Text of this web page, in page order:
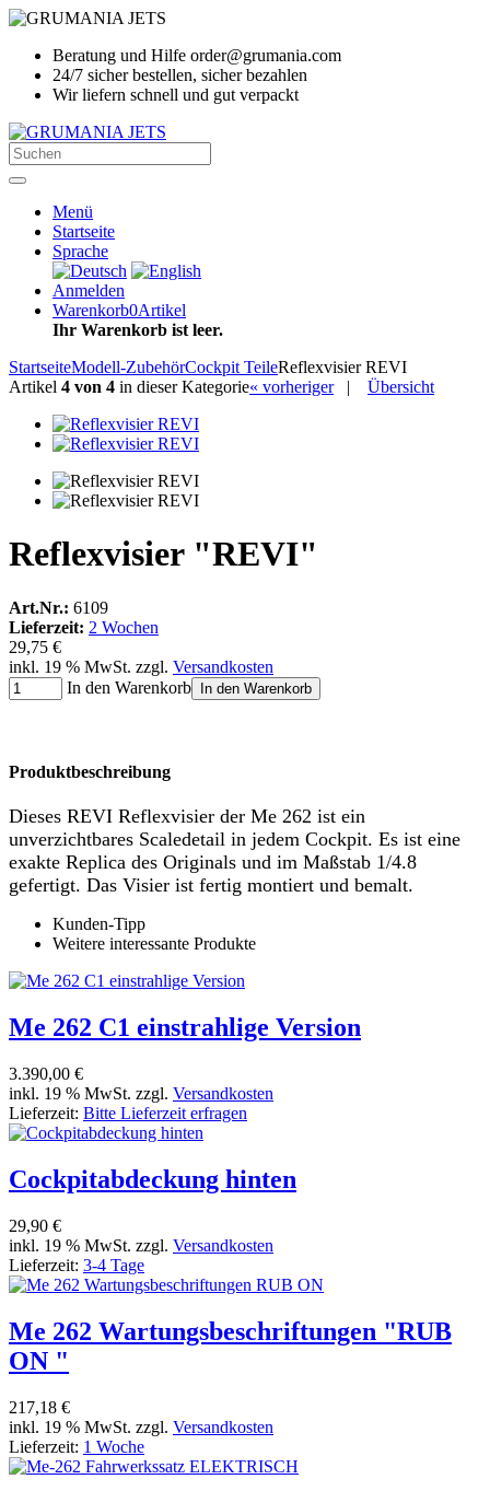
Beratung und Hilfe order@grumania.com
24/7 sicher bestellen, sicher bezahlen
Wir liefern schnell und gut verpackt
Menü
Startseite
Sprache
Anmelden
Warenkorb0Artikel
Ihr Warenkorb ist leer.
StartseiteModell-ZubehörCockpit TeileReflexvisier REVI
Artikel 4 von 4 in dieser Kategorie« vorheriger| Übersicht
Reflexvisier "REVI"
Art.Nr.: 6109
Lieferzeit: 2 Wochen
29,75 €
inkl. 19 % MwSt. zzgl. Versandkosten
In den Warenkorb
In den Warenkorb
Produktbeschreibung
Dieses REVI Reflexvisier der Me 262 ist ein
unverzichtbares Scaledetail in jedem Cockpit. Es ist eine
exakte Replica des Originals und im Maßstab 1/4.8
gefertigt. Das Visier ist fertig montiert und bemalt.
Kunden-Tipp
Weitere interessante Produkte
Me 262 C1 einstrahlige Version
3.390,00 €
inkl. 19 % MwSt. zzgl. Versandkosten
Lieferzeit: Bitte Lieferzeit erfragen
Cockpitabdeckung hinten
29,90 €
inkl. 19 % MwSt. zzgl. Versandkosten
Lieferzeit: 3-4 Tage
Me 262 Wartungsbeschriftungen "RUB
ON "
217,18 €
inkl. 19 % MwSt. zzgl. Versandkosten
Lieferzeit: 1 Woche